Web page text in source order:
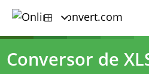
Conversor de